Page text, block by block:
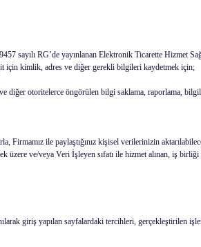
sayılı RG’de yayınlanan Elektronik Ticarette Hizmet
için kimlik, adres ve diğer gerekli bilgileri kaydetmek için;
diğer otoritelerce öngörülen bilgi saklama, raporlama,
ile paylaştığınız kişisel verilerinizin
ve/veya Veri İşleyen sıfatı ile hizmet alınan, iş birliği
giriş yapılan sayfalardaki tercihleri, gerçekleştirilen